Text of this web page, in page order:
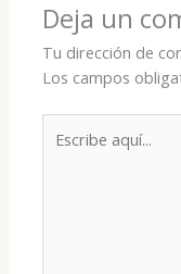
Deja un
Tu dirección de
Los campos
aquí...